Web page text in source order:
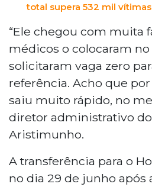
total supera 532 mil vítimas
“Ele chegou com muita
médicos o colocaram
solicitaram vaga zero
referência. Acho que
saiu muito rápido, no
diretor administrativo
Aristimunho.
A transferência para o
no dia 29 de junho após